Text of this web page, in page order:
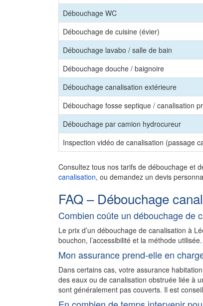
Débouchage WC
Débouchage de cuisine (évier)
Débouchage lavabo / salle de bain
Débouchage douche / baignoire
Débouchage canalisation extérieure
Débouchage fosse septique / canalisation
Débouchage par camion hydrocureur
Inspection vidéo de canalisation (passage
Consultez tous nos tarifs de débouchage et
canalisation, ou demandez un devis
FAQ – Débouchage
Combien coûte un débouchage de
Le prix d’un débouchage de canalisation à
bouchon, l’accessibilité et la méthode
Mon assurance prend-elle en
Dans certains cas, votre assurance
des eaux ou de canalisation obstruée liée à
sont généralement pas couverts. Il est